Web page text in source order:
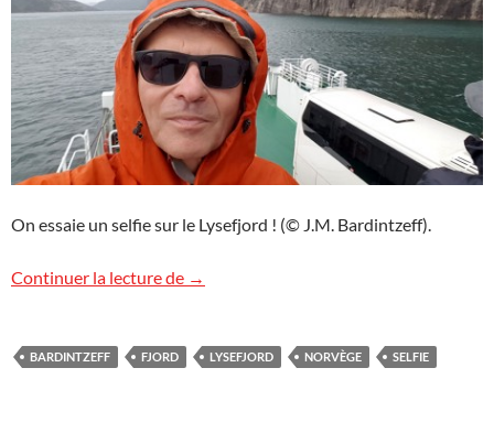
On essaie un selfie sur le Lysefjord ! (© J.M. Bardintzeff).
Continuer la lecture de Selfie sur le Lysefjord, Norvège
→
BARDINTZEFF FJORD LYSEFJORD NORVÈGE SELFIE